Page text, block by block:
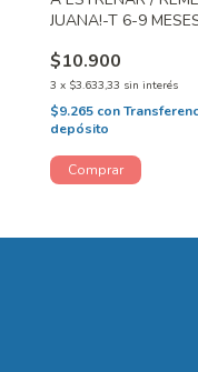
JUANA!-T 6-9
$10.900
3 x $3.633,33 sin interés
$9.265 con
depósito